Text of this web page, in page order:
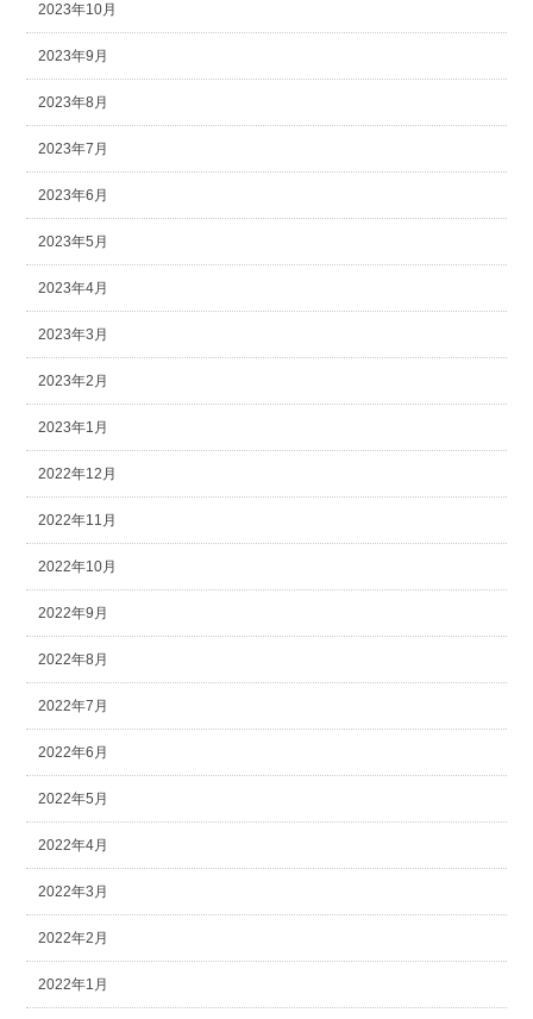
2023年10月
2023年9月
2023年8月
2023年7月
2023年6月
2023年5月
2023年4月
2023年3月
2023年2月
2023年1月
2022年12月
2022年11月
2022年10月
2022年9月
2022年8月
2022年7月
2022年6月
2022年5月
2022年4月
2022年3月
2022年2月
2022年1月